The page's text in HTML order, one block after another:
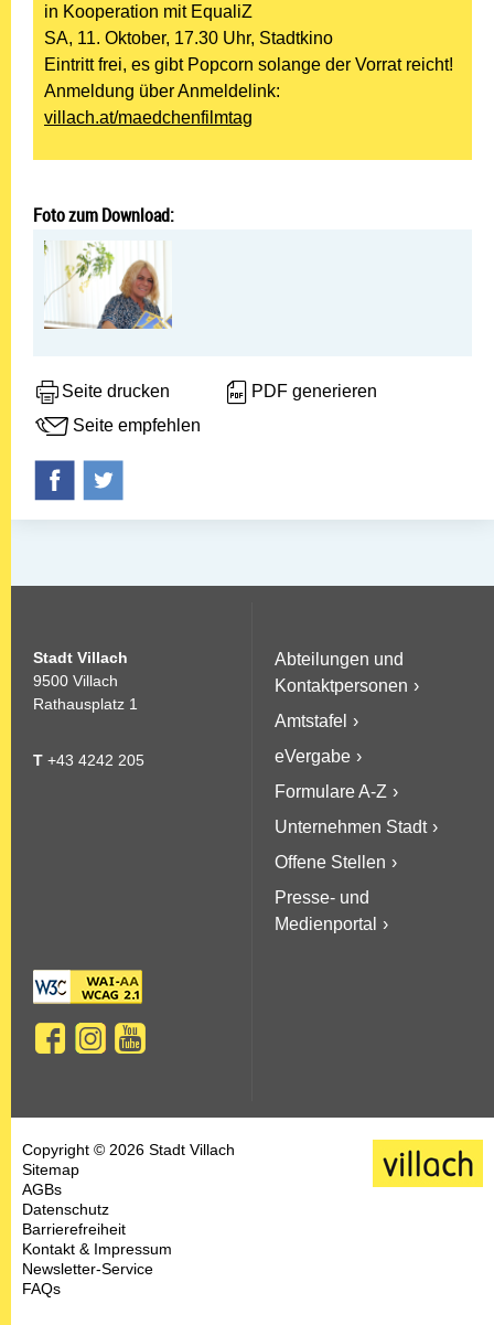
in Kooperation mit EqualiZ
SA, 11. Oktober, 17.30 Uhr, Stadtkino
Eintritt frei, es gibt Popcorn solange der Vorrat reicht!
Anmeldung über Anmeldelink:
villach.at/maedchenfilmtag
Foto zum Download:
Seite drucken
PDF generieren
Seite empfehlen
Stadt Villach
9500 Villach
Rathausplatz 1
T +43 4242 205
Abteilungen und
Kontaktpersonen
Amtstafel
eVergabe
Formulare A-Z
Unternehmen Stadt
Offene Stellen
Presse- und
Medienportal
Copyright © 2026 Stadt Villach
Sitemap
AGBs
Datenschutz
Barrierefreiheit
Kontakt & Impressum
Newsletter-Service
FAQs